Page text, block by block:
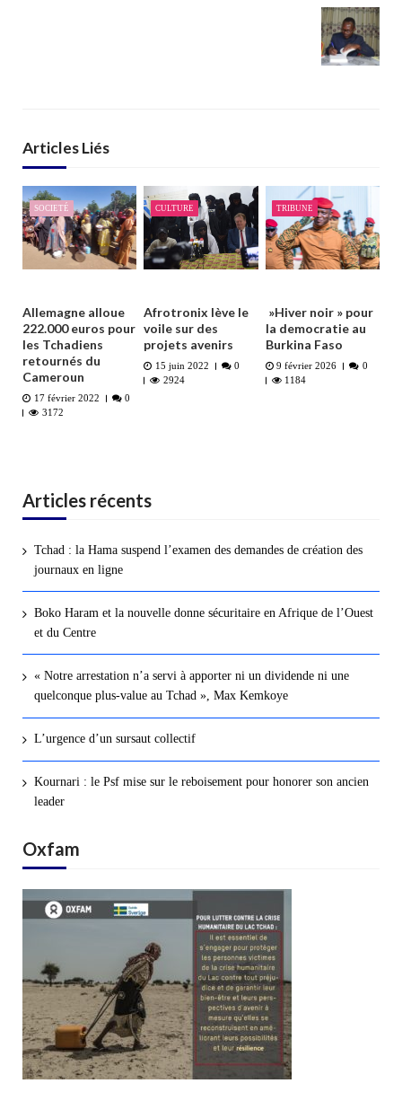
Articles Liés
SOCIETÉ
Allemagne alloue
222.000 euros pour
les Tchadiens
retournés du
Cameroun
17 février 2022
0
3172
CULTURE
Afrotronix lève le
voile sur des
projets avenirs
15 juin 2022
0
2924
TRIBUNE
​​​ »Hiver noir » pour
la democratie au
Burkina Faso
9 février 2026
0
1184
Articles récents
Tchad : la Hama suspend l’examen des demandes de création des
journaux en ligne
Boko Haram et la nouvelle donne sécuritaire en Afrique de l’Ouest
et du Centre
« Notre arrestation n’a servi à apporter ni un dividende ni une
quelconque plus-value au Tchad », Max Kemkoye
L’urgence d’un sursaut collectif
Kournari : le Psf mise sur le reboisement pour honorer son ancien
leader
Oxfam